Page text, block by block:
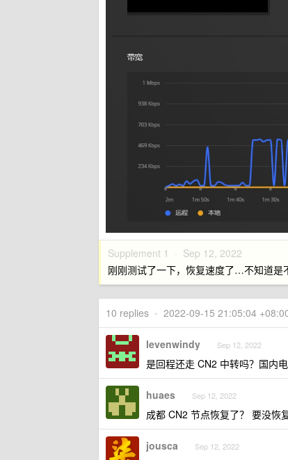
Supplement 1 · Sep 12, 2022
刚刚测试了一下，恢复速度了…不知道是
10 replies • 2022-09-15 21:05:04
levenwindy Sep 12, 2022
是回程还走 CN2 中转吗？国内
huaes Sep 12, 2022
成都 CN2 节点恢复了？ 要没恢
jousca Sep 12, 2022